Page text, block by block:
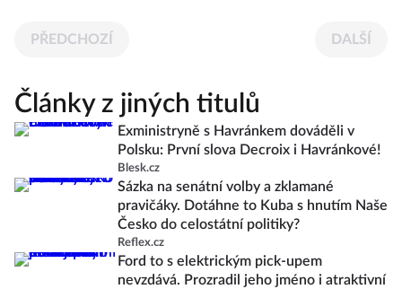
PŘEDCHOZÍ DALŠÍ
Články z jiných titulů
Exministryně s Havránkem dováděli v
Polsku: První slova Decroix i Havránkové!
Blesk.cz
Sázka na senátní volby a zklamané
pravičáky. Dotáhne to Kuba s hnutím Naše
Česko do celostátní politiky?
Reflex.cz
Ford to s elektrickým pick-upem
nevzdává. Prozradil jeho jméno i atraktivní